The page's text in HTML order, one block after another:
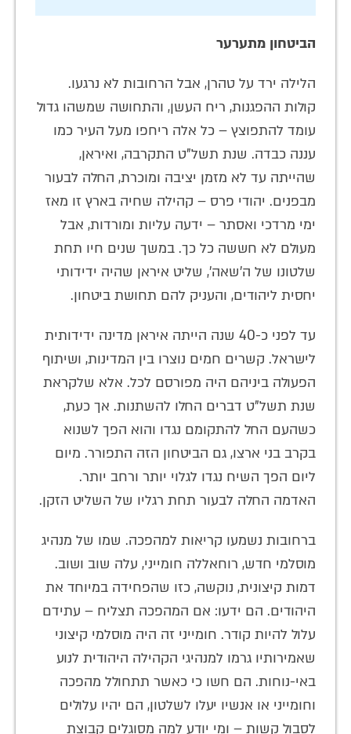
הביטחון מתערער
הלילה ירד על טהרן, אבל הרחובות לא נרגעו.
קולות ההפגנות, ריח העשן, והתחושה שמשהו גדול
עומד להתפוצץ – כל אלה ריחפו מעל העיר כמו
עננה כבדה. שנת תשל"ט התקרבה, ואיראן,
שהייתה עד לא מזמן יציבה ומוכרת, החלה לבעור
מבפנים. יהודי פרס – קהילה שחיה בארץ זו מאז
ימי מרדכי ואסתר – ידעה עליות ומורדות, אבל
מעולם לא חששה כל כך. במשך שנים חיו תחת
שלטונו של ה'שאה', שליט איראן שהיה ידידותי
יחסית ליהודים, והעניק להם תחושת ביטחון.
עד לפני כ-40 שנה הייתה איראן מדינה ידידותית
לישראל. קשרים חמים נוצרו בין המדינות, ושיתוף
הפעולה ביניהם היה מפורסם לכל. אלא שלקראת
שנת תשל"ט דברים החלו להשתנות. אך כעת,
כשהעם החל להתקומם נגדו והוא הפך לשנוא
בקרב בני ארצו, גם הביטחון הזה התפורר. מיום
ליום הפך השיח נגדו לגלוי יותר ורחב יותר.
האדמה החלה לבעור תחת רגליו של השליט הזקן.
ברחובות נשמעו קריאות למהפכה. שמו של מנהיג
מוסלמי חדש, רוחאללה חומייני, עלה שוב ושוב.
דמות קיצונית, נוקשה, כזו שהפחידה במיוחד את
היהודים. הם ידעו: אם המהפכה תצליח – עתידם
עלול להיות קודר. חומייני זה היה מוסלמי קיצוני
שאמירותיו גרמו למנהיגי הקהילה היהודית לנוע
באי-נוחות. הם חשו כי כאשר תתחולל מהפכה
וחומייני או אנשיו יעלו לשלטון, הם יהיו עלולים
לסבול קשות – ומי יודע למה מסוגלים קבוצת